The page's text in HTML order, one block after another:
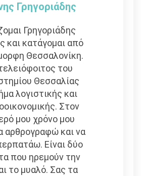
Γρηγοριάδης
Γρηγοριάδης
και κατάγομαι από
Θεσσαλονίκη.
του
Θεσσαλίας
λογιστικής και
Στον
μου χρόνο μου
αρθρογραφώ και να
Είναι δύο
που ηρεμούν την
το μυαλό. Σας τα